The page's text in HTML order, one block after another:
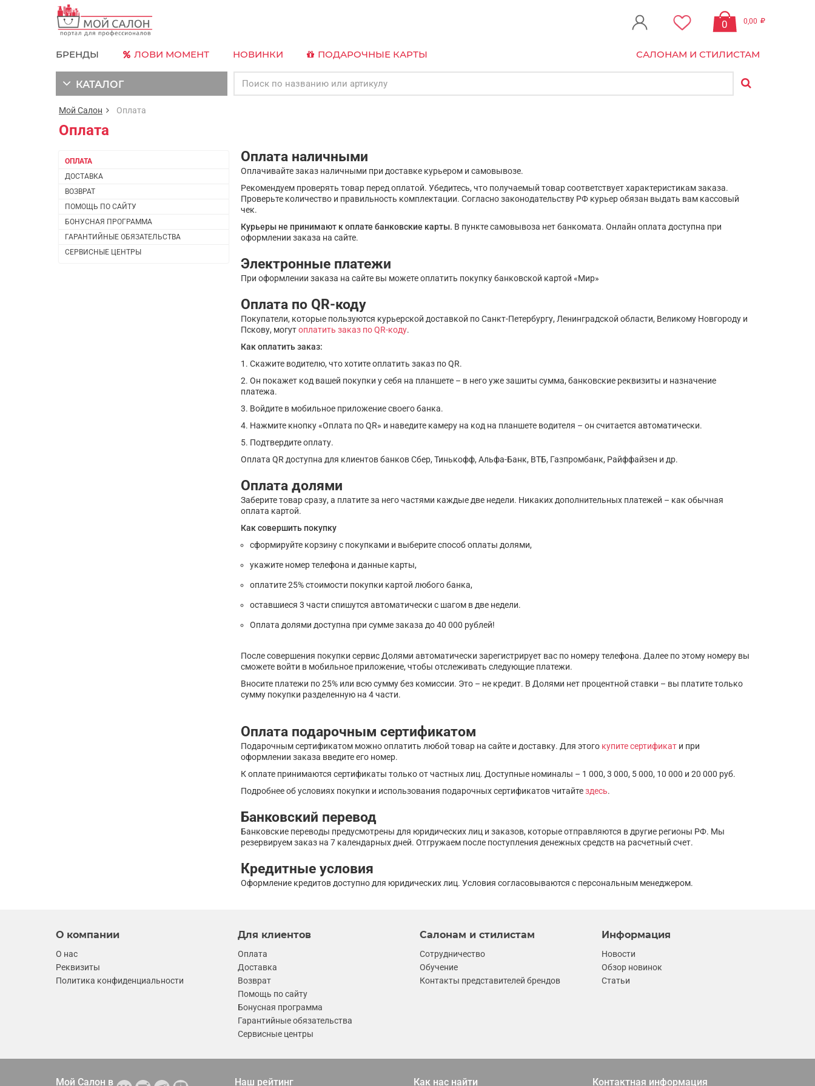
0 0,00
БРЕНДЫ ЛОВИ МОМЕНТ НОВИНКИ ПОДАРОЧНЫЕ КАРТЫ САЛОНАМ И СТИЛИСТАМ
КАТАЛОГ
Мой Салон Оплата
Оплата
ОПЛАТА
ДОСТАВКА
ВОЗВРАТ
ПОМОЩЬ ПО САЙТУ
БОНУСНАЯ ПРОГРАММА
ГАРАНТИЙНЫЕ ОБЯЗАТЕЛЬСТВА
СЕРВИСНЫЕ ЦЕНТРЫ
Оплата наличными
Оплачивайте заказ наличными при доставке курьером и самовывозе.
Рекомендуем проверять товар перед оплатой. Убедитесь, что получаемый товар соответствует характеристикам заказа.
Проверьте количество и правильность комплектации. Согласно законодательству РФ курьер обязан выдать вам кассовый
чек.
Курьеры не принимают к оплате банковские карты. В пункте самовывоза нет банкомата. Онлайн оплата доступна при
оформлении заказа на сайте.
Электронные платежи
При оформлении заказа на сайте вы можете оплатить покупку банковской картой «Мир»
Оплата по QR-коду
Покупатели, которые пользуются курьерской доставкой по Санкт-Петербургу, Ленинградской области, Великому Новгороду и
Пскову, могутоплатить заказ по QR-коду.
Как оплатить заказ:
1. Скажите водителю, что хотите оплатить заказ по QR.
2. Он покажет код вашей покупки у себя на планшете – в него уже зашиты сумма, банковские реквизиты и назначение
платежа.
3. Войдите в мобильное приложение своего банка.
4. Нажмите кнопку «Оплата по QR» и наведите камеру на код на планшете водителя – он считается автоматически.
5. Подтвердите оплату.
Оплата QR доступна для клиентов банков Сбер, Тинькофф, Альфа-Банк, ВТБ, Газпромбанк, Райффайзен и др.
Оплата долями
Заберите товар сразу, а платите за него частями каждые две недели. Никаких дополнительных платежей – как обычная
оплата картой.
Как совершить покупку
сформируйте корзину с покупками и выберите способ оплаты долями,
укажите номер телефона и данные карты,
оплатите 25% стоимости покупки картой любого банка,
оставшиеся 3 части спишутся автоматически с шагом в две недели.
Оплата долями доступна при сумме заказа до 40 000 рублей!
После совершения покупки сервис Долями автоматически зарегистрирует вас по номеру телефона. Далее по этому номеру вы
сможете войти в мобильное приложение, чтобы отслеживать следующие платежи.
Вносите платежи по 25% или всю сумму без комиссии. Это – не кредит. В Долями нет процентной ставки – вы платите только
сумму покупки разделенную на 4 части.
Оплата подарочным сертификатом
Подарочным сертификатом можно оплатить любой товар на сайте и доставку. Для этого купите сертификат и при
оформлении заказа введите его номер.
К оплате принимаются сертификаты только от частных лиц. Доступные номиналы – 1 000, 3 000, 5 000, 10 000 и 20 000 руб.
Подробнее об условиях покупки и использования подарочных сертификатов читайтездесь.
Банковский перевод
Банковские переводы предусмотрены для юридических лиц и заказов, которые отправляются в другие регионы РФ. Мы
резервируем заказ на 7 календарных дней. Отгружаем после поступления денежных средств на расчетный счет.
Кредитные условия
Оформление кредитов доступно для юридических лиц. Условия согласовываются с персональным менеджером.
О компании
О нас
Реквизиты
Политика конфиденциальности
Для клиентов
Оплата
Доставка
Возврат
Помощь по сайту
Бонусная программа
Гарантийные обязательства
Сервисные центры
Салонам и стилистам
Сотрудничество
Обучение
Контакты представителей брендов
Информация
Новости
Обзор новинок
Статьи
Мой Салон в Наш рейтинг Как нас найти Контактная информация